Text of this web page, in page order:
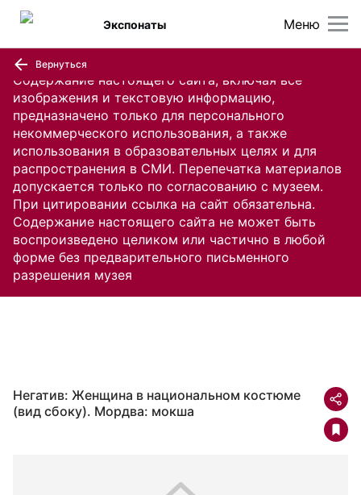
Содержание настоящего сайта, включая все
изображения и текстовую информацию,
предназначено только для персонального
некоммерческого использования, а также
использования в образовательных целях и для
распространения в СМИ. Перепечатка материалов
допускается только по согласованию с музеем.
При цитировании ссылка на сайт обязательна.
Содержание настоящего сайта не может быть
воспроизведено целиком или частично в любой
форме без предварительного письменного
разрешения музея
Меню
Экспонаты
Вернуться
Негатив: Женщина в национальном костюме
(вид сбоку). Мордва: мокша